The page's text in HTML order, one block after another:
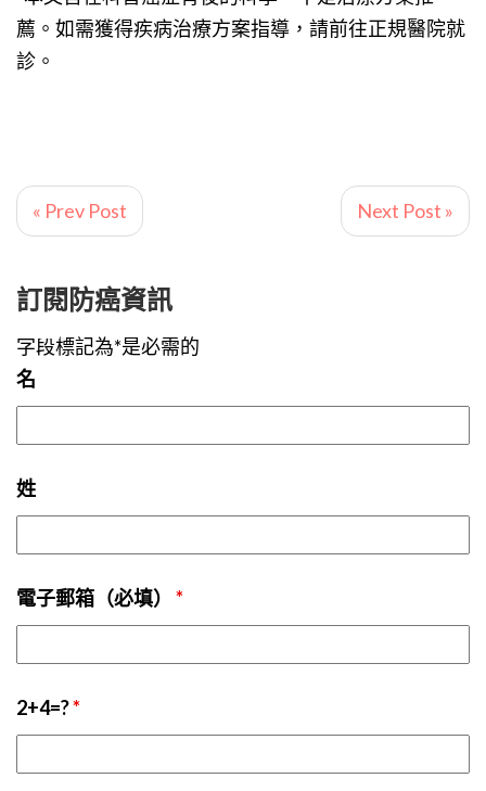
薦。如需獲得疾病治療方案指導，請前往正規醫院就
診。
« Prev Post Next Post »
訂閱防癌資訊
字段標記為*是必需的
名
姓
電子郵箱（必填） *
2+4=?*